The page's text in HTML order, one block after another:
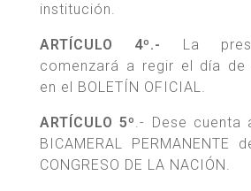
institución.
ARTÍCULO 4º.-
La
comenzará a regir el día de
en el BOLETÍN OFICIAL.
ARTÍCULO 5º.- Dese cuenta
BICAMERAL PERMANENTE
CONGRESO DE LA NACIÓN.